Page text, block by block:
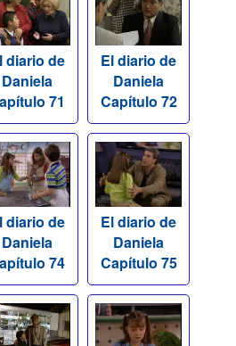
diario de
Daniela
71
El diario de
Daniela
Capítulo 72
diario de
Daniela
74
El diario de
Daniela
Capítulo 75